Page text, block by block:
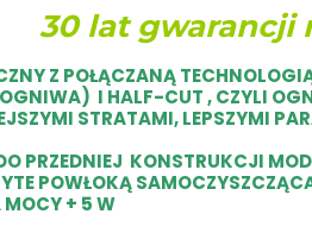
30 lat gwarancji
Z POŁĄCZANĄ
OGNIWA) I HALF-CUT , CZYLI
STRATAMI, LEPSZYMI
PRZEDNIEJ KONSTRUKCJI
POWŁOKĄ
+ 5 W